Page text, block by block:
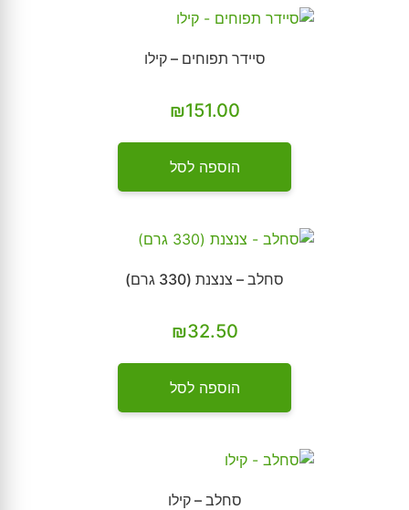
סיידר תפוחים – קילו
₪151.00
הוספה לסל
סחלב – צנצנת (330 גרם)
₪32.50
הוספה לסל
סחלב – קילו